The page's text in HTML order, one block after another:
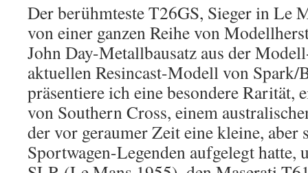
Der berühmteste T26GS, Sieger in Le
von einer ganzen Reihe von
John Day-Metallbausatz aus der
aktuellen Resincast-Modell von Spark/
präsentiere ich eine besondere Rarität,
von Southern Cross, einem
der vor geraumer Zeit eine kleine, aber
Sportwagen-Legenden aufgelegt hatte,